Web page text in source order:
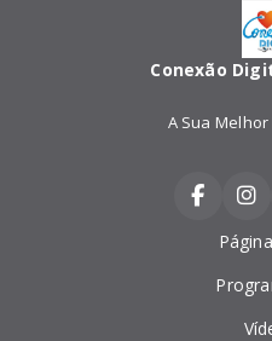
Conexão
A Sua Melhor